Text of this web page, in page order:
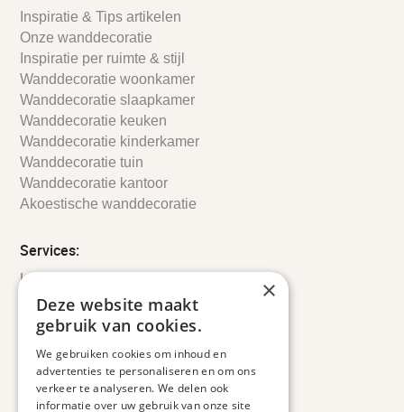
Inspiratie & Tips artikelen
Onze wanddecoratie
Inspiratie per ruimte & stijl
Wanddecoratie woonkamer
Wanddecoratie slaapkamer
Wanddecoratie keuken
Wanddecoratie kinderkamer
Wanddecoratie tuin
Wanddecoratie kantoor
Akoestische wanddecoratie
Services:
Leveringsinformatie
Retourbeleid
Informatie
Veelgestelde vragen
Duurzaam ondernemen
×
Deze website maakt
gebruik van cookies.
We gebruiken cookies om inhoud en
advertenties te personaliseren en om ons
verkeer te analyseren. We delen ook
informatie over uw gebruik van onze site